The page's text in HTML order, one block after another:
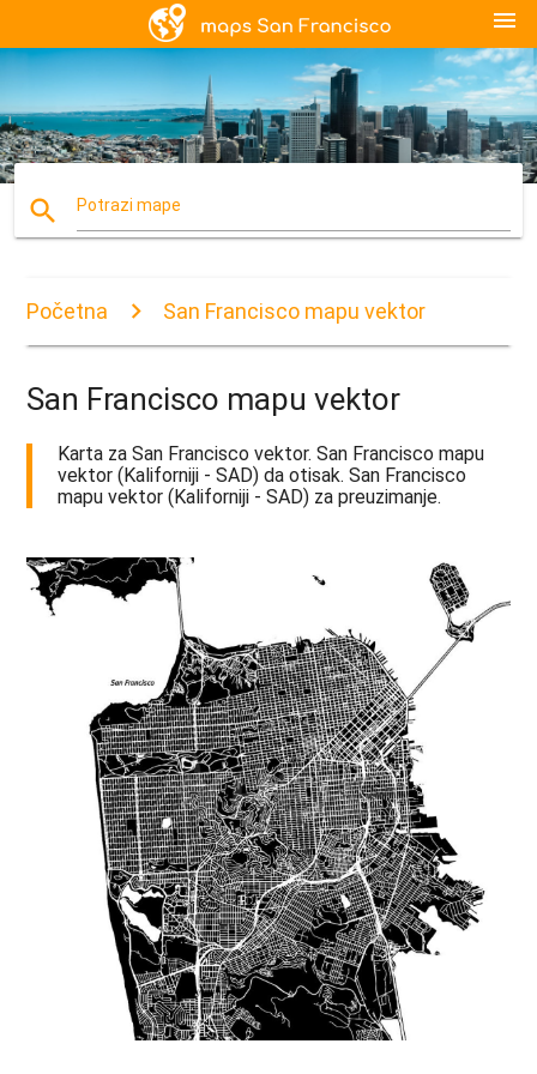
menu
search Potrazi mape
Početna San Francisco mapu vektor
San Francisco mapu vektor
Karta za San Francisco vektor. San Francisco mapu
vektor (Kaliforniji - SAD) da otisak. San Francisco
mapu vektor (Kaliforniji - SAD) za preuzimanje.